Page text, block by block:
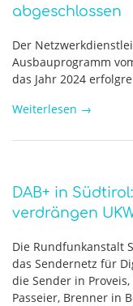
abgeschlossen
Der
Ausbauprogramm
das Jahr 2024
Weiterlesen →
DAB+ in
verdrängen
Die Rundfunkanstalt
das Sendernetz für
die Sender in
Passeier, Brenner in